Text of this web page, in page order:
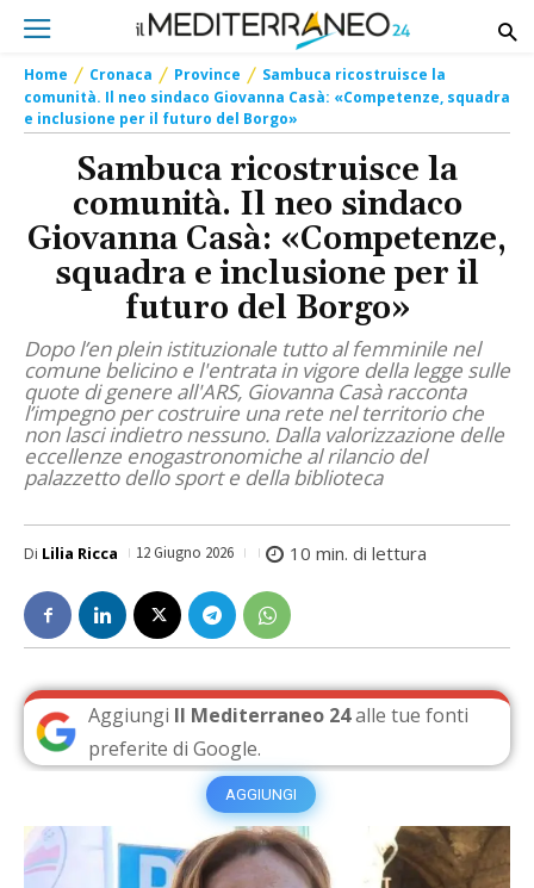
Home Cronaca Province
Sambuca ricostruisce la
comunità. Il neo sindaco Giovanna Casà: «Competenze, squadra
e inclusione per il futuro del Borgo»
Sambuca ricostruisce la
comunità. Il neo sindaco
Giovanna Casà: «Competenze,
squadra e inclusione per il
futuro del Borgo»
Dopo l’en plein istituzionale tutto al femminile nel
comune belicino e l'entrata in vigore della legge sulle
quote di genere all'ARS, Giovanna Casà racconta
l’impegno per costruire una rete nel territorio che
non lasci indietro nessuno. Dalla valorizzazione delle
eccellenze enogastronomiche al rilancio del
palazzetto dello sport e della biblioteca
Di Lilia Ricca 12 Giugno 2026 10 min. di lettura
Aggiungi Il Mediterraneo 24alle tue fonti
preferite di Google.
AGGIUNGI